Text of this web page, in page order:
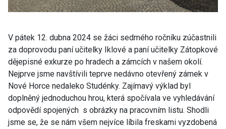
V pátek 12. dubna 2024 se žáci sedmého ročníku zúčastnili
za doprovodu paní učitelky Iklové a paní učitelky Zátopkové
dějepisné exkurze po hradech a zámcích v našem okolí.
Nejprve jsme navštívili teprve nedávno otevřený zámek v
Nové Horce nedaleko Studénky. Zajímavý výklad byl
doplněný jednoduchou hrou, která spočívala ve vyhledávání
odpovědí spojených s obrázky na pracovním listu. Shodli
jsme se, že se nám všem nejvíce líbila freskami vyzdobená